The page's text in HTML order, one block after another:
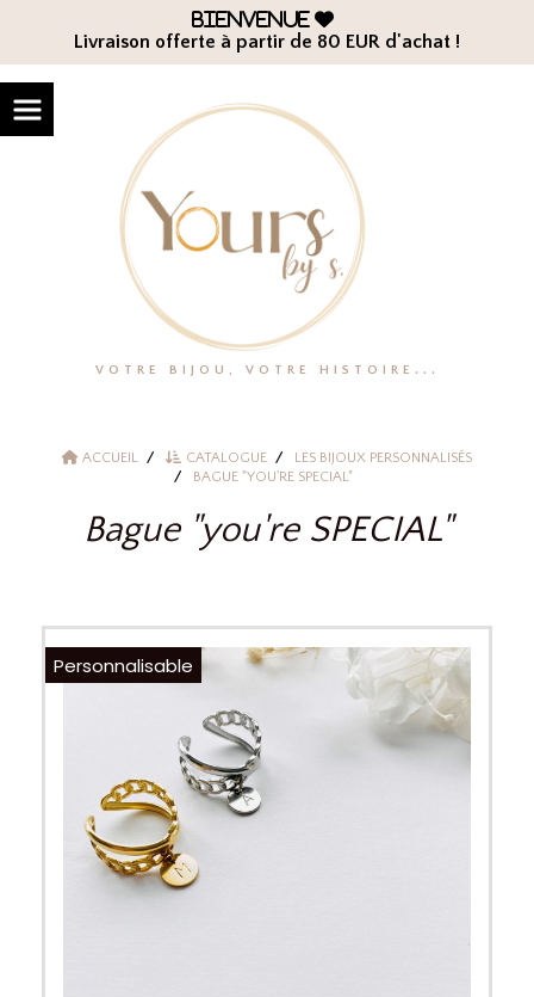
Bienvenue 
Livraison offerte à partir de 80 EUR d'achat !
VOTRE BIJOU, VOTRE HISTOIRE...
ACCUEIL CATALOGUE
LES BIJOUX PERSONNALISÉS
BAGUE "YOU'RE SPECIAL"
Bague "you're SPECIAL"
Personnalisable
Panneau de gestion des cookies